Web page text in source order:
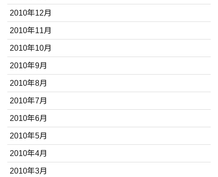
2010年12月
2010年11月
2010年10月
2010年9月
2010年8月
2010年7月
2010年6月
2010年5月
2010年4月
2010年3月